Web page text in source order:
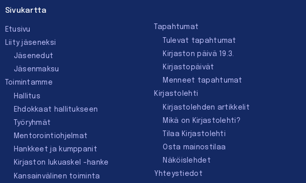
Sivukartta
Etusivu
Liity jäseneksi
Jäsenedut
Jäsenmaksu
Toimintamme
Hallitus
Ehdokkaat hallitukseen
Työryhmät
Mentorointi­ohjelmat
Hankkeet ja kumppanit
Kirjaston lukuaskel -hanke
Kansainvälinen toiminta
Tapahtumat
Tulevat tapahtumat
Kirjaston päivä 19.3.
Kirjastopäivät
Menneet tapahtumat
Kirjastolehti
Kirjastolehden artikkelit
Mikä on Kirjastolehti?
Tilaa Kirjastolehti
Osta mainostilaa
Näköislehdet
Yhteystiedot